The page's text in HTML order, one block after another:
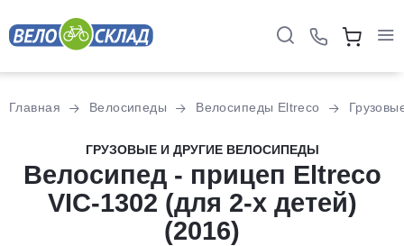
Главная Велосипеды Велосипеды Eltreco
ГРУЗОВЫЕ И ДРУГИЕ ВЕЛОСИПЕДЫ
Велосипед - прицеп Eltreco
VIC-1302 (для 2-х детей)
(2016)
Разбейте
оплатуна части
без переплат